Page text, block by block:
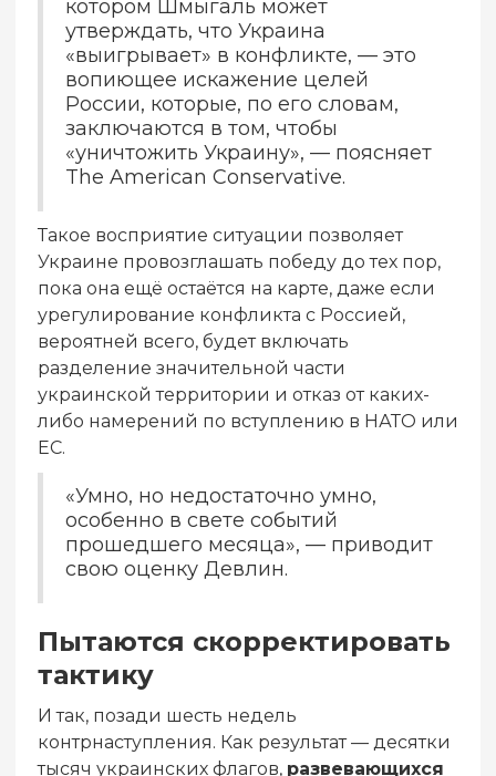
котором Шмыгаль может
утверждать, что Украина
«выигрывает» в конфликте, — это
вопиющее искажение целей
России, которые, по его словам,
заключаются в том, чтобы
«уничтожить Украину», — поясняет
The American Conservative.
Такое восприятие ситуации позволяет
Украине провозглашать победу до тех пор,
пока она ещё остаётся на карте, даже если
урегулирование конфликта с Россией,
вероятней всего, будет включать
разделение значительной части
украинской территории и отказ от каких-
либо намерений по вступлению в НАТО или
ЕС.
«Умно, но недостаточно умно,
особенно в свете событий
прошедшего месяца», — приводит
свою оценку Девлин.
Пытаются скорректировать
тактику
И так, позади шесть недель
контрнаступления. Как результат — десятки
тысяч украинских флагов, развевающихся